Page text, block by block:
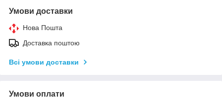
Умови доставки
Нова Пошта
Доставка поштою
Всі умови доставки
Умови оплати